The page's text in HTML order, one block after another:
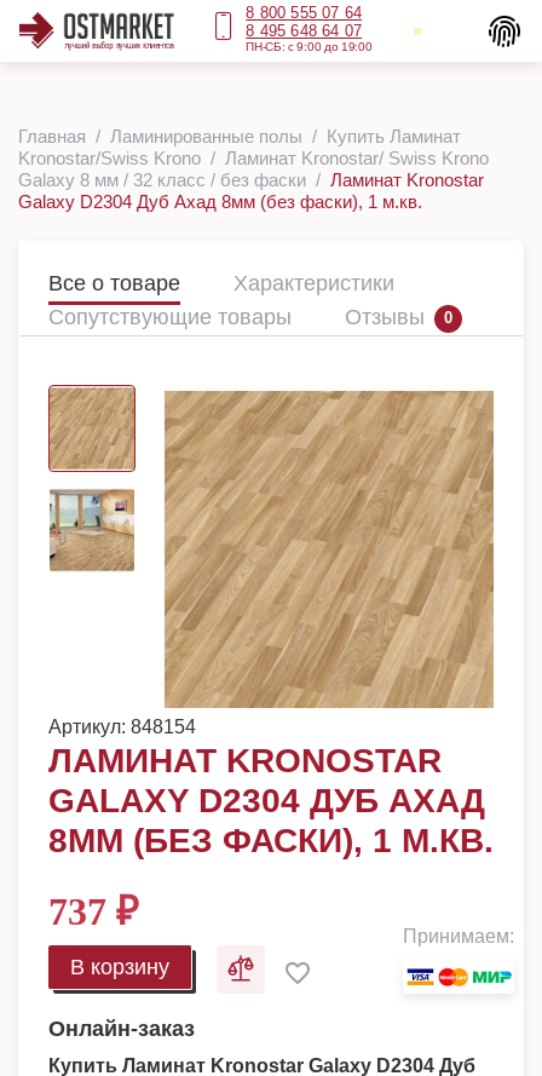
8 800 555 07 64
8 495 648 64 07
ПН-СБ: с 9:00 до 19:00
Главная Ламинированные полы
Купить Ламинат
Kronostar/Swiss Krono
Ламинат Kronostar/ Swiss Krono
Galaxy 8 мм / 32 класс / без фаски
Ламинат Kronostar
Galaxy D2304 Дуб Ахад 8мм (без фаски), 1 м.кв.
Все о товаре
Характеристики
Сопутствующие товары
Отзывы 0
Артикул: 848154
ЛАМИНАТ KRONOSTAR
GALAXY D2304 ДУБ АХАД
8ММ (БЕЗ ФАСКИ), 1 М.КВ.
737 ₽
В корзину
Принимаем:
Онлайн-заказ
Купить Ламинат Kronostar Galaxy D2304 Дуб